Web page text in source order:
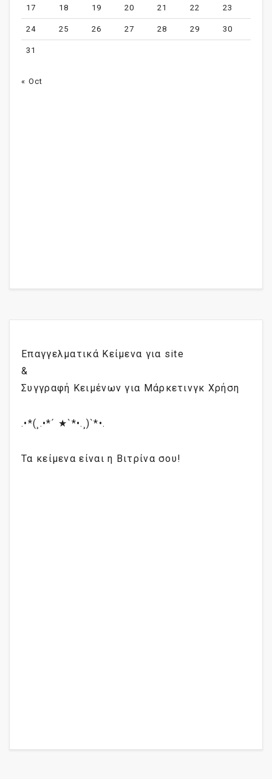
17 18 19 20 21 22 23
24 25 26 27 28 29 30
31
« Oct
Επαγγελματικά Κείμενα για site
&
Συγγραφή Κειμένων για Μάρκετινγκ Χρήση
.•*(¸.•*´ ★`*•.¸)`*•.
Τα κείμενα είναι η Βιτρίνα σου!